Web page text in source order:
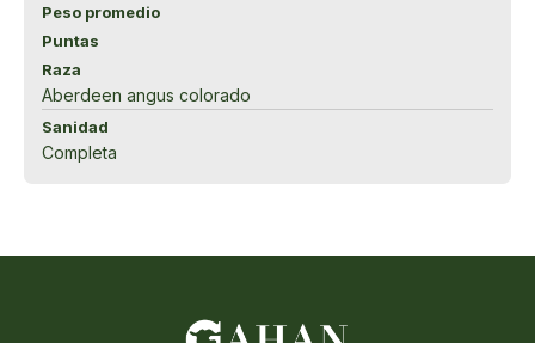
Peso promedio
Puntas
Raza
Aberdeen angus colorado
Sanidad
Completa